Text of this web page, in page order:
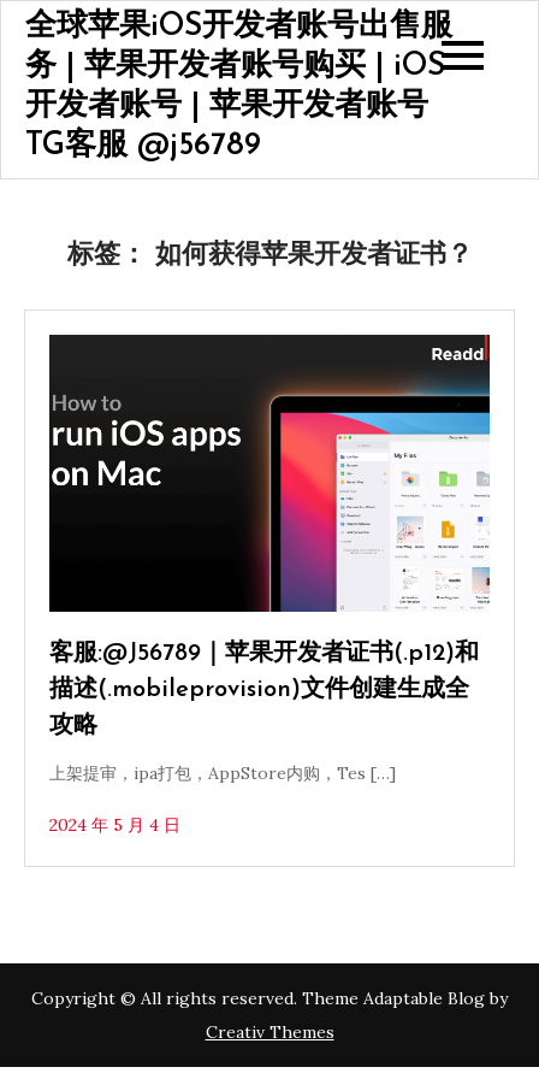
Skip
content
全球苹果iOS开发者账号出售服
务 | 苹果开发者账号购买 | iOS
开发者账号 | 苹果开发者账号
TG客服 @j56789
标签： 如何获得苹果开发者证书？
客服:@J56789｜苹果开发者证书(.p12)和
描述(.mobileprovision)文件创建生成全
攻略
上架提审，ipa打包，AppStore内购，Tes […]
2024 年 5 月 4 日
Copyright © All rights reserved. Theme Adaptable Blog by
Creativ Themes